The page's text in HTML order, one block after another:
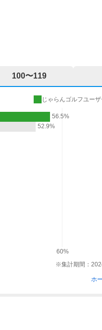
100〜119
じゃらんゴルフユー
56.5%
52.9%
60%
※集計期間：
ホ